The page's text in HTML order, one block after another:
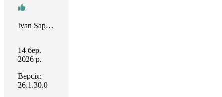
Ivan Sapozhnik
14 бер.
2026 р.
Версія:
26.1.30.0